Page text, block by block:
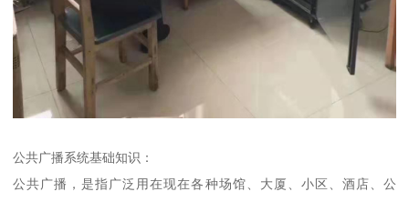
公共广播系统基础知识：
公共广播，是指广泛用在现在各种场馆、大厦、小区、酒店、公